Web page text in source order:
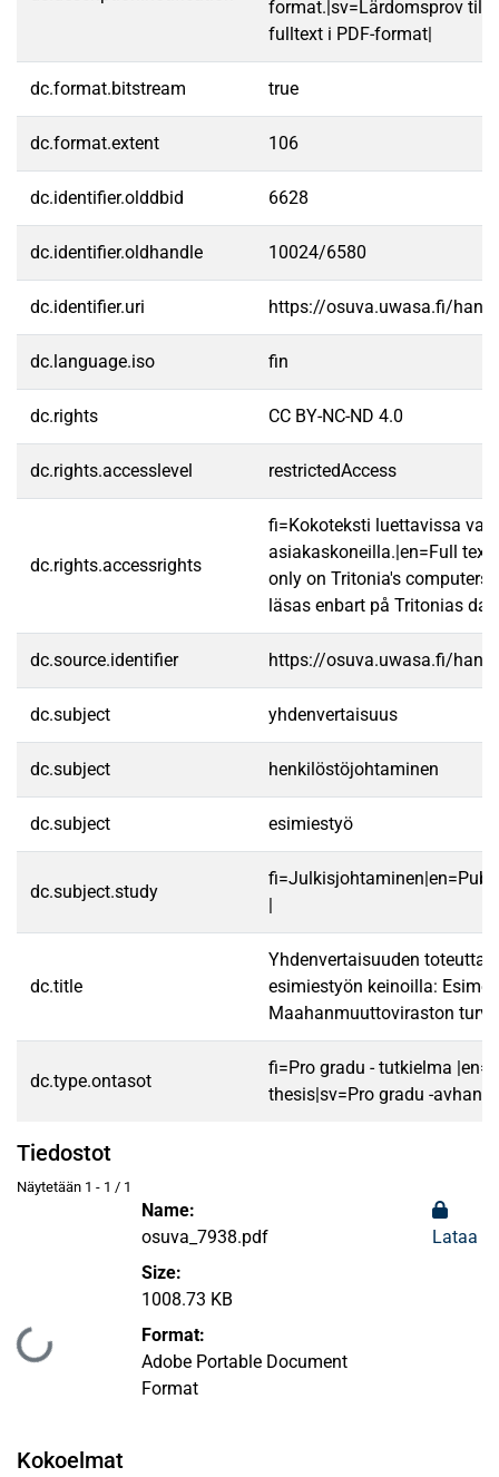
format.|sv=Lärdomsprov
fulltext i PDF-format|
dc.format.bitstream true
dc.format.extent 106
dc.identifier.olddbid 6628
dc.identifier.oldhandle 10024/6580
dc.identifier.uri https://osuva.uwasa.fi/
dc.language.iso fin
dc.rights CC BY-NC-ND 4.0
dc.rights.accesslevel restrictedAccess
dc.rights.accessrights
fi=Kokoteksti luettavissa
asiakaskoneilla.|en=Full text
only on Tritonia's
läsas enbart på Tritonias
dc.source.identifier https://osuva.uwasa.fi/
dc.subject yhdenvertaisuus
dc.subject henkilöstöjohtaminen
dc.subject esimiestyö
dc.subject.study
|
dc.title
Yhdenvertaisuuden
esimiestyön keinoilla:
Maahanmuuttoviraston
dc.type.ontasot
fi=Pro gradu - tutkielma
thesis|sv=Pro gradu -
Tiedostot
Näytetään 1 - 1 / 1
Ladataan...
Name:
osuva_7938.pdf
Size:
1008.73 KB
Format:
Adobe Portable Document
Format
Lataa
Kokoelmat